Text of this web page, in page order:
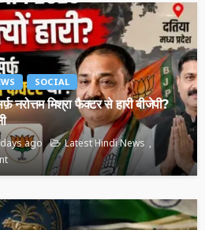
SOCIAL
नरोत्तम मिश्रा फैक्टर से हारी बीजेपी?
ago
Latest Hindi News